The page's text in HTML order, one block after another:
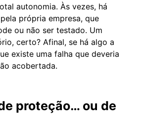
autonomia. Às vezes, há
própria empresa, que
ou não ser testado. Um
certo? Afinal, se há algo a
existe uma falha que deveria
acobertada.
proteção… ou de